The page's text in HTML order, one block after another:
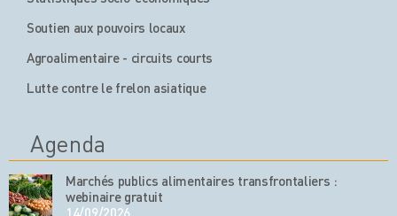
Soutien aux pouvoirs locaux
Agroalimentaire - circuits courts
Lutte contre le frelon asiatique
Agenda
Marchés publics alimentaires transfrontaliers :
webinaire gratuit
14/09/2026